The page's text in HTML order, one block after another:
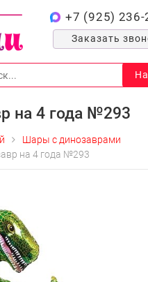
+7 (925) 236-
Заказать
на 4 года №293
Шары с динозаврами
на 4 года №293